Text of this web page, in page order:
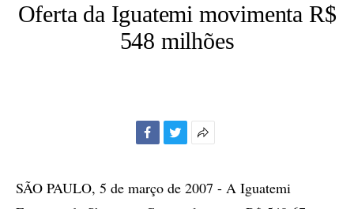
Oferta da Iguatemi movimenta R$
548 milhões
compartilhamento
SÃO PAULO, 5 de março de 2007 - A Iguatemi